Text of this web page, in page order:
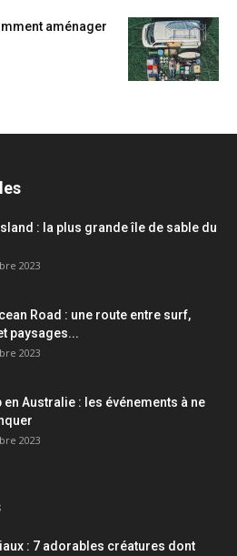
aménager
: la plus grande île de sable du
2023
Road : une route entre surf,
paysages...
2023
en Australie : les événements à ne
2023
: 7 adorables créatures dont